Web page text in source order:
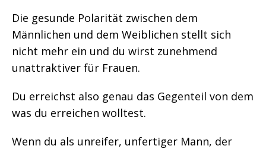
Die gesunde Polarität zwischen dem
Männlichen und dem Weiblichen stellt sich
nicht mehr ein und du wirst zunehmend
unattraktiver für Frauen.
Du erreichst also genau das Gegenteil von dem
was du erreichen wolltest.
Wenn du als unreifer, unfertiger Mann, der